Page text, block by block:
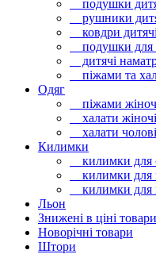
подушки
рушники
ковдри дитячі
подушки для
дитячі
піжами та
Одяг
піжами
халати жіночі
халати
Килимки
килимки для
килимки для
килимки для
Льон
Знижені в ціні товари
Новорічні товари
Штори